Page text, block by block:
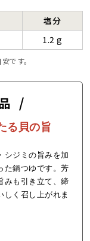
塩分
1.2 g
です。
る貝の旨
シジミの旨みを加
た鍋つゆです。芳
みも引き立て、締
しく召し上がれま